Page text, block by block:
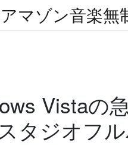
マゾン音楽無
Vistaの
タジオフ